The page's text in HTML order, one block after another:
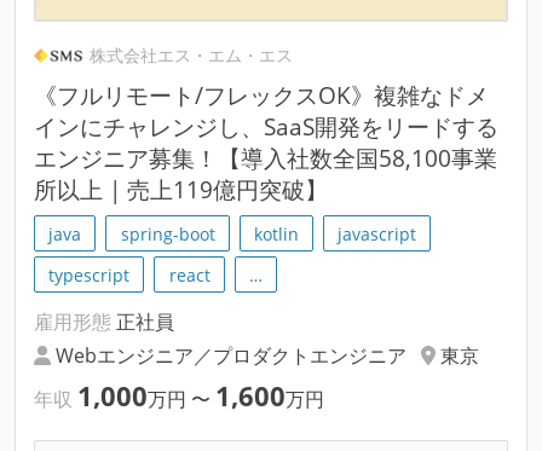
株式会社エス・エム・エス
《フルリモート/フレックスOK》複雑なドメ
インにチャレンジし、SaaS開発をリードする
エンジニア募集！【導入社数全国58,100事業
所以上 | 売上119億円突破】
java spring-boot kotlin
javascript
typescript
react …
雇用形態 正社員
Webエンジニア／プロダクトエンジニア
東京
年収 1,000万円 〜 1,600万円